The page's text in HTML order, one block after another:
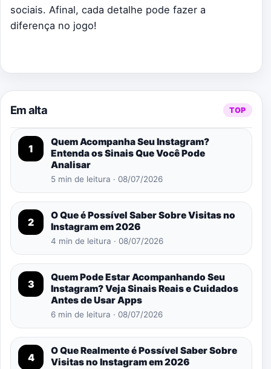
sociais. Afinal, cada detalhe pode fazer a
diferença no jogo!
Em alta TOP
1
Quem Acompanha Seu Instagram?
Entenda os Sinais Que Você Pode
Analisar
5 min de leitura · 08/07/2026
2
O Que é Possível Saber Sobre Visitas no
Instagram em 2026
4 min de leitura · 08/07/2026
3
Quem Pode Estar Acompanhando Seu
Instagram? Veja Sinais Reais e Cuidados
Antes de Usar Apps
6 min de leitura · 08/07/2026
4
O Que Realmente é Possível Saber Sobre
Visitas no Instagram em 2026